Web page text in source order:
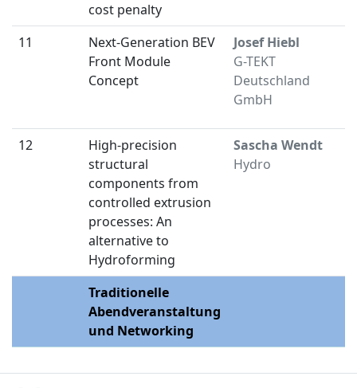
cost penalty
11
Next-Generation BEV
Front Module
Concept
Josef Hiebl
G-TEKT
Deutschland
GmbH
12
High-precision
structural
components from
controlled extrusion
processes: An
alternative to
Hydroforming
Sascha Wendt
Hydro
Traditionelle
Abendveranstaltung
und Networking